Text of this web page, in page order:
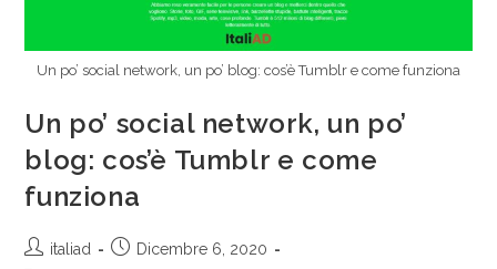
Un po’ social network, un po’ blog: cos’è Tumblr e come funziona
Un po’ social network, un po’
blog: cos’è Tumblr e come
funziona
italiad
Dicembre 6, 2020